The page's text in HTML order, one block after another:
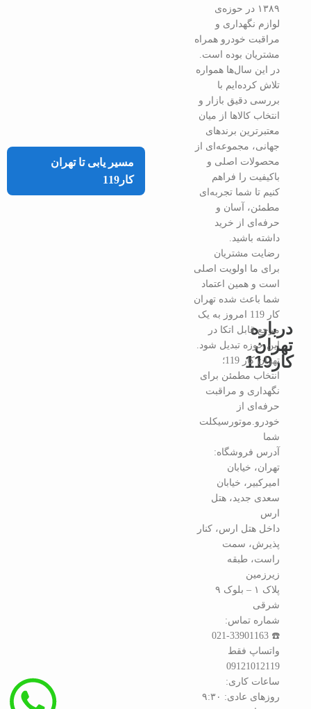
درباره
تهران
کار119
۱۳۸۹ در حوزه‌ی
لوازم نگهداری و
مراقبت خودرو همراه
مشتریان بوده است.
در این سال‌ها همواره
تلاش کرده‌ایم با
بررسی دقیق بازار و
انتخاب کالاها از میان
معتبرترین برندهای
جهانی، مجموعه‌ای از
محصولات اصلی و
باکیفیت را فراهم
کنیم تا شما تجربه‌ای
مطمئن، آسان و
حرفه‌ای از خرید
داشته باشید.
رضایت مشتریان
برای ما اولویت اصلی
است و همین اعتماد
شما باعث شده تهران
کار 119 امروز به یک
مرجع قابل اتکا در
این حوزه تبدیل شود.
تهران کار 119؛
انتخاب مطمئن برای
نگهداری و مراقبت
حرفه‌ای از
خودرو.موتورسیکلت
شما
آدرس فروشگاه:
تهران، خیابان
امیرکبیر، خیابان
سعدی جدید، هتل
ارس
داخل هتل ارس، کنار
پذیرش، سمت
راست، طبقه
زیرزمین
پلاک ۱ – بلوک ۹
شرقی
شماره تماس:
☎️ 021-33901163
واتساپ فقط
09121012119
ساعات کاری:
روزهای عادی: ۹:۳۰
مسیر یابی تا تهران
کار119